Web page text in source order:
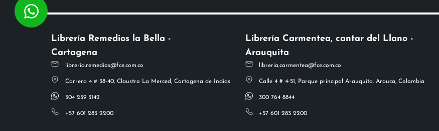
Librería Remedios la Bella -
Cartagena
libreria.remedios@fce.com.co
Carrera 4 # 38-40, Claustro La Merced, Cartagena de Indias
304 239 3142
+57 601 283 2200
Librería Carmentea, cantar del Llano -
Arauquita
libreria.carmentea@fce.com.co
Calle 4 # 4-51, Parque principal Arauquita. Arauca, Colombia
300 764 8844
+57 601 283 2200